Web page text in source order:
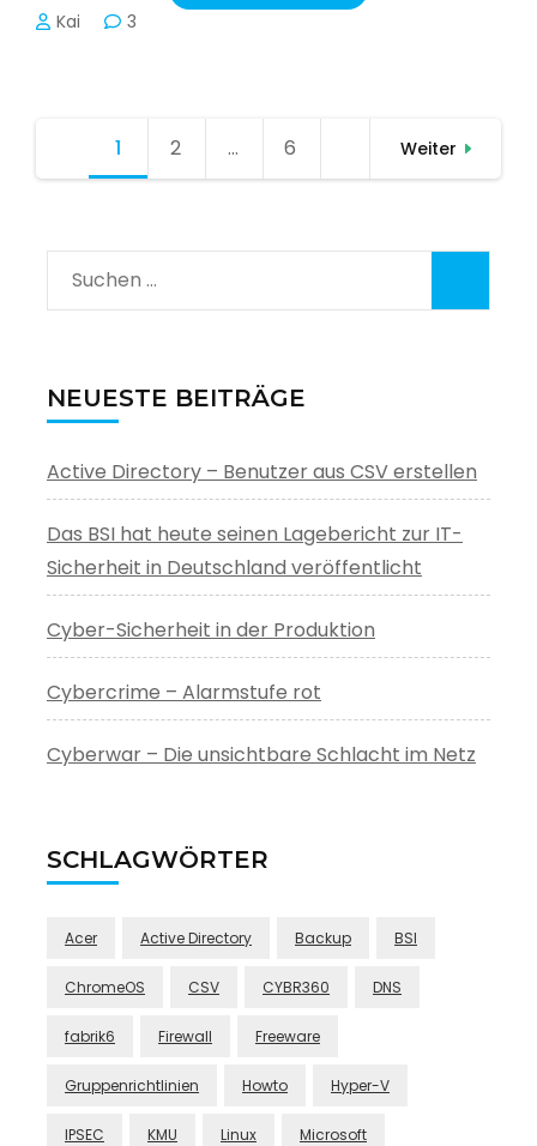
Kai 3
Seitennummerierung
1 Seite
2 … Seite
6 Weiter
Suchen
nach:
NEUESTE BEITRÄGE
Active Directory – Benutzer aus CSV erstellen
Das BSI hat heute seinen Lagebericht zur IT-
Sicherheit in Deutschland veröffentlicht
Cyber-Sicherheit in der Produktion
Cybercrime – Alarmstufe rot
Cyberwar – Die unsichtbare Schlacht im Netz
SCHLAGWÖRTER
Acer Active Directory Backup BSI
ChromeOS CSV CYBR360 DNS
fabrik6 Firewall Freeware
Gruppenrichtlinien Howto Hyper-V
IPSEC KMU Linux Microsoft